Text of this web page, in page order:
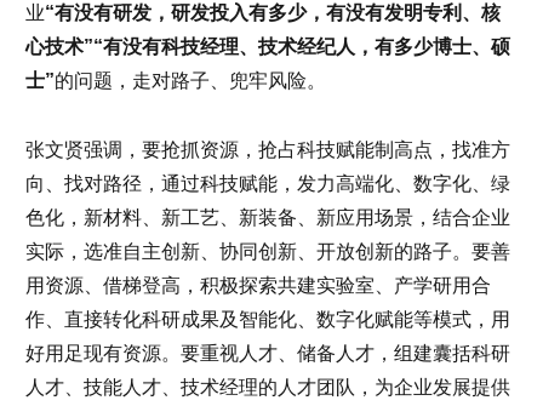
业“有没有研发，研发投入有多少，有没有发明专利、核
心技术”“有没有科技经理、技术经纪人，有多少博士、硕
士”的问题，走对路子、兜牢风险。
张文贤强调，要抢抓资源，抢占科技赋能制高点，找准方
向、找对路径，通过科技赋能，发力高端化、数字化、绿
色化，新材料、新工艺、新装备、新应用场景，结合企业
实际，选准自主创新、协同创新、开放创新的路子。要善
用资源、借梯登高，积极探索共建实验室、产学研用合
作、直接转化科研成果及智能化、数字化赋能等模式，用
好用足现有资源。要重视人才、储备人才，组建囊括科研
人才、技能人才、技术经理的人才团队，为企业发展提供